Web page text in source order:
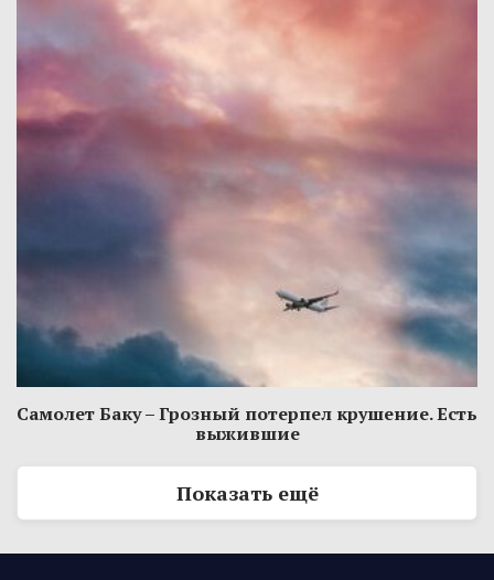
Самолет Баку – Грозный потерпел крушение. Есть
выжившие
Показать ещё